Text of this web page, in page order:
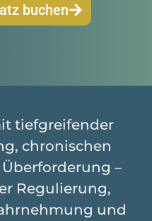
buchen
tiefgreifender
chronischen
–
Regulierung,
und